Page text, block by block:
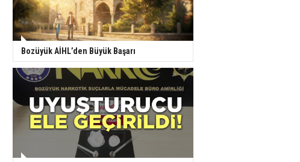
Bozüyük AİHL’den Büyük Başarı